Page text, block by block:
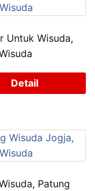
Untuk Wisuda,
Detail
Patung